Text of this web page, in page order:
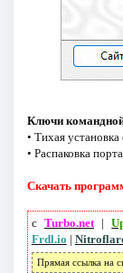
Ключи
• Тихая
• Распаковка
Скачать
с Turbo.net|
Frdl.io |
Прямая ссылка на